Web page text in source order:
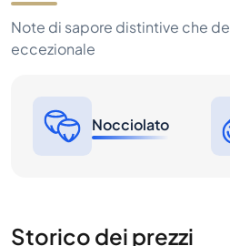
Note di sapore distintive che
eccezionale
Nocciolato
Storico dei prezzi